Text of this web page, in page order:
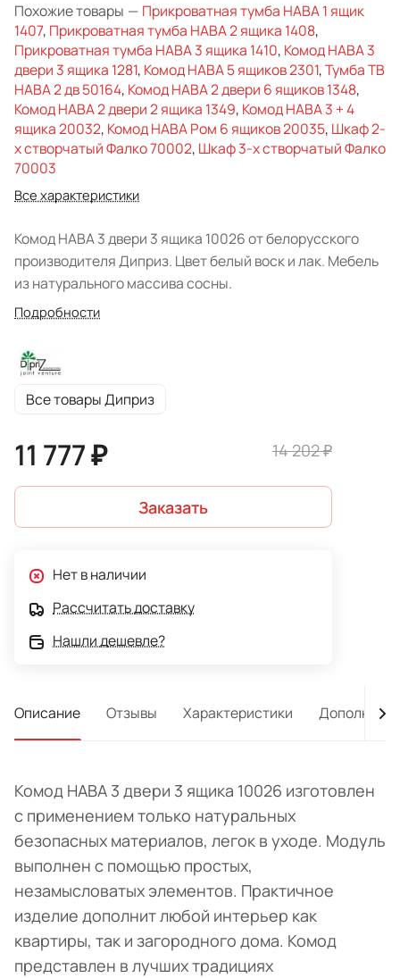
Похожие товары — Прикроватная тумба HABA 1 ящик
1407, Прикроватная тумба HABA 2 ящика 1408,
Прикроватная тумба HABA 3 ящика 1410, Комод HABA 3
двери 3 ящика 1281, Комод HABA 5 ящиков 2301,Тумба ТВ
HABA 2 дв 50164, Комод HABA 2 двери 6 ящиков 1348,
Комод HABA 2 двери 2 ящика 1349, Комод HABA 3 + 4
ящика 20032, Комод HABA Ром 6 ящиков 20035, Шкаф 2-
х створчатый Фалко 70002, Шкаф 3-х створчатый Фалко
70003
Все характеристики
Комод HABA 3 двери 3 ящика 10026 от белорусского
производителя Диприз. Цвет белый воск и лак. Мебель
из натурального массива сосны.
Подробности
Все товары Диприз
11 777 ₽ 14 202 ₽
Заказать
Нет в наличии
Рассчитать доставку
Нашли дешевле?
Описание Отзывы Характеристики
Комод HABA 3 двери 3 ящика 10026 изготовлен
с применением только натуральных
безопасных материалов, легок в уходе. Модуль
выполнен с помощью простых,
незамысловатых элементов. Практичное
изделие дополнит любой интерьер как
квартиры, так и загородного дома. Комод
представлен в лучших традициях